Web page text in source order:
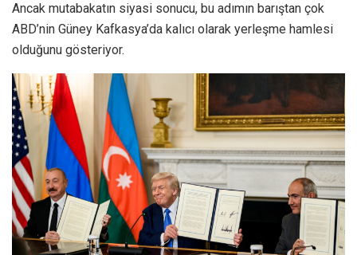
Ancak mutabakatın siyasi sonucu, bu adımın barıştan çok
ABD’nin Güney Kafkasya’da kalıcı olarak yerleşme hamlesi
olduğunu gösteriyor.